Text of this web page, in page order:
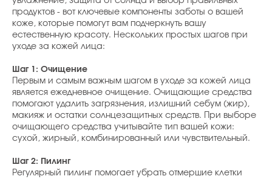
продуктов - вот ключевые компоненты заботы о вашей
коже, которые помогут вам подчеркнуть вашу
естественную красоту. Нескольких простых шагов при
уходе за кожей лица:
Шаг 1: Очищение
Первым и самым важным шагом в уходе за кожей лица
является ежедневное очищение. Очищающие средства
помогают удалить загрязнения, излишний себум (жир),
макияж и остатки солнцезащитных средств. При выборе
очищающего средства учитывайте тип вашей кожи:
сухой, жирный, комбинированный или чувствительный.
Шаг 2: Пилинг
Регулярный пилинг помогает убрать отмершие клетки